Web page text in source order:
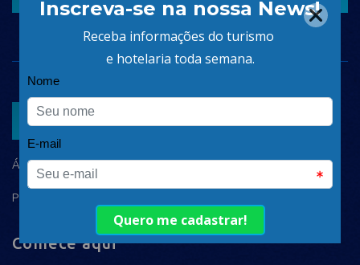
ÁREA DO ASSOCIADO
POLÍTICA DE PRIVACIDADE
Comece aqui